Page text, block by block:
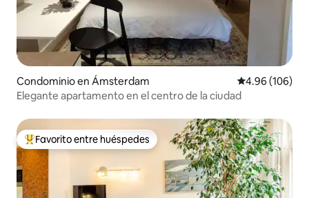
Condominio en Ámsterdam Calificación
4.96 (106)
Elegante apartamento en el centro de la ciudad
De los mejores en Favorito entre huéspedes
Favorito entre huéspedes